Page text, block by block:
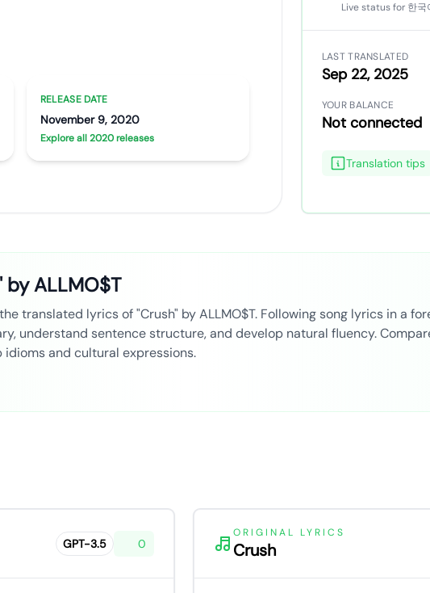
RELEASE DATE
November 9, 2020
Explore all 2020 releases
Live status for 한국
LAST TRANSLATED
Sep 22, 2025
YOUR BALANCE
Not connected
Translation tips
by ALLMO$T
translated lyrics of "Crush" by ALLMO$T. Following song lyrics in a
understand sentence structure, and develop natural fluency.
and cultural expressions.
GPT-3.5 0
ORIGINAL LYRICS
Crush